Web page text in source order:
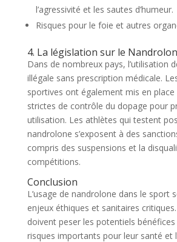
l’agressivité et les sautes d’humeur.
Risques pour le foie et autres
4. La législation sur le
Dans de nombreux pays, l’utilisation
illégale sans prescription médicale.
sportives ont également mis en place
strictes de contrôle du dopage pour
utilisation. Les athlètes qui testent
nandrolone s’exposent à des
compris des suspensions et la
compétitions.
Conclusion
L’usage de nandrolone dans le sport
enjeux éthiques et sanitaires
doivent peser les potentiels
risques importants pour leur santé et